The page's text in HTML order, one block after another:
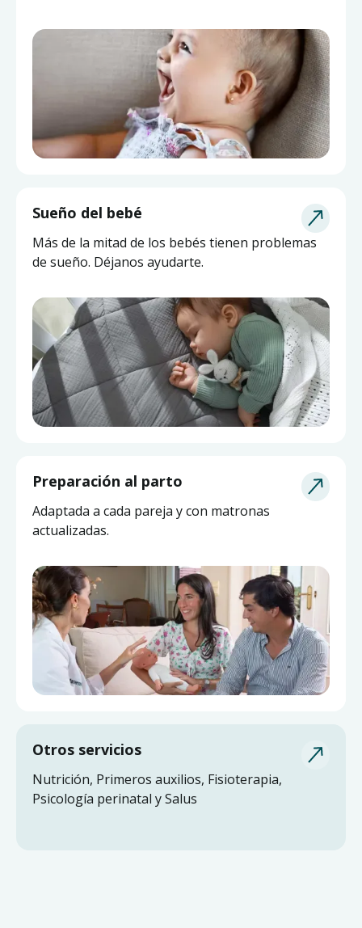
Asesoría de Lactancia
Pide ayuda a una matrona experta y actualizada
sin salir de casa.
Preparación al parto
Adaptada a cada pareja y con matronas
actualizadas.
Sueño del bebé
Más de la mitad de los bebés tienen problemas
de sueño. Déjanos ayudarte.
Otros servicios
Nutrición, Primeros auxilios, Fisioterapia,
Psicología perinatal y Salus